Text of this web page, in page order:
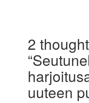
2
“
uuteen